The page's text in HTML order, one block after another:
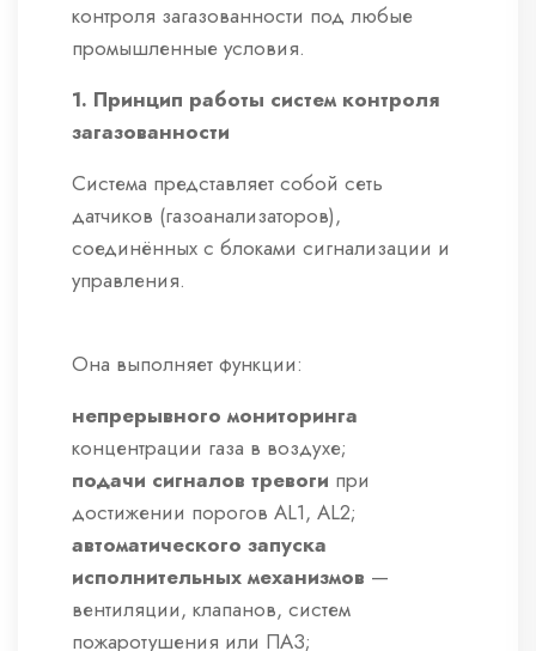
контроля загазованности под любые
промышленные условия.
1. Принцип работы систем контроля
загазованности
Система представляет собой сеть
датчиков (газоанализаторов),
соединённых с блоками сигнализации и
управления.
Она выполняет функции:
непрерывного мониторинга
концентрации газа в воздухе;
подачи сигналов тревоги при
достижении порогов AL1, AL2;
автоматического запуска
исполнительных механизмов —
вентиляции, клапанов, систем
пожаротушения или ПАЗ;